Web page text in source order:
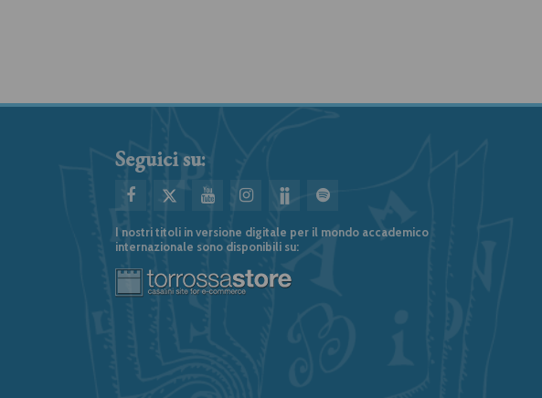
Seguici su:
I nostri titoli in versione digitale per il mondo accademico
internazionale sono disponibili su: